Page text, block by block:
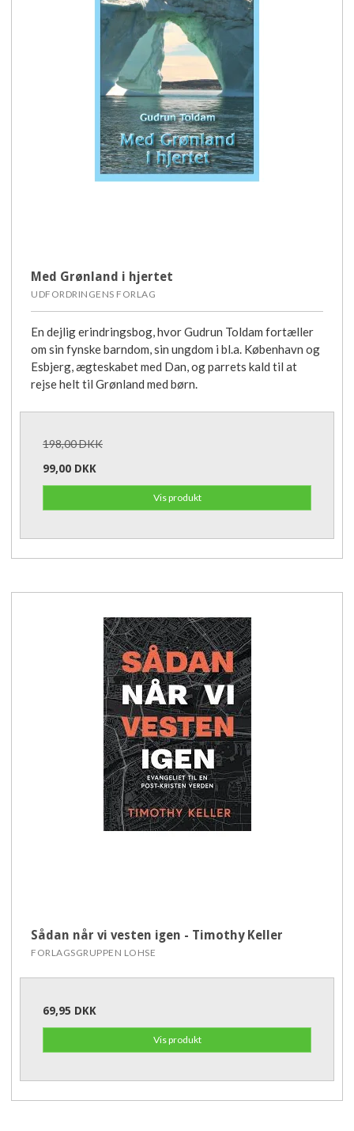
Med Grønland i hjertet
UDFORDRINGENS FORLAG
En dejlig erindringsbog, hvor Gudrun Toldam fortæller
om sin fynske barndom, sin ungdom i bl.a. København og
Esbjerg, ægteskabet med Dan, og parrets kald til at
rejse helt til Grønland med børn.
198,00 DKK
99,00 DKK
Vis produkt
Sådan når vi vesten igen - Timothy Keller
FORLAGSGRUPPEN LOHSE
69,95 DKK
Vis produkt